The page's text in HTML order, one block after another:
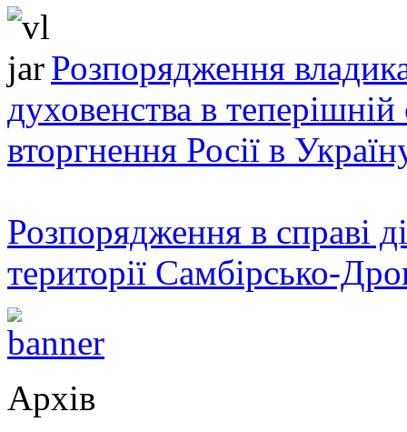
Розпорядження
духовенства в теперішній
вторгнення Росії в
Розпорядження в справі
території Самбірсько-
Архів